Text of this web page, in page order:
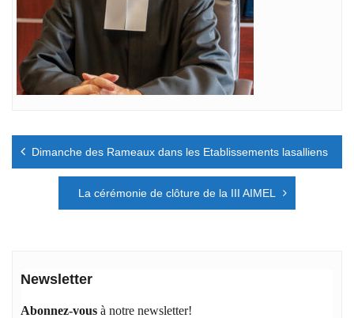
Navigation
Dimanche des Rameaux dans les Etablissements lasalliens
La cérémonie de clôture de la III AIMEL
Newsletter
Abonnez-vous à notre newsletter!